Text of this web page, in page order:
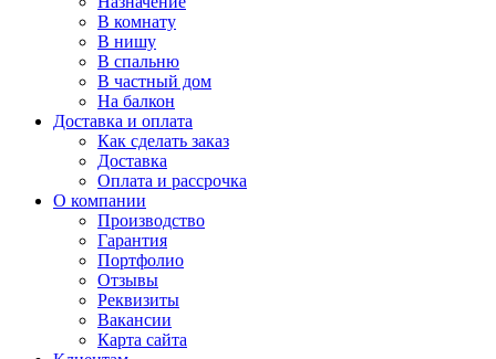
В комнату
В нишу
В спальню
В частный дом
На балкон
Доставка и оплата
Как сделать заказ
Доставка
Оплата и рассрочка
О компании
Производство
Гарантия
Портфолио
Отзывы
Реквизиты
Вакансии
Карта сайта